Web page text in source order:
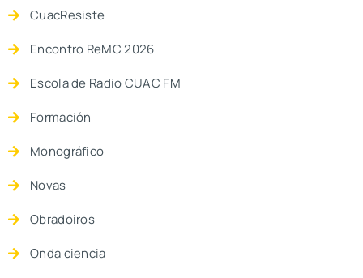
CuacResiste
Encontro ReMC 2026
Escola de Radio CUAC FM
Formación
Monográfico
Novas
Obradoiros
Onda ciencia